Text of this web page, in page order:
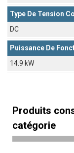
Type De Tension
DC
Puissance De
14.9 kW
Produits
catégorie